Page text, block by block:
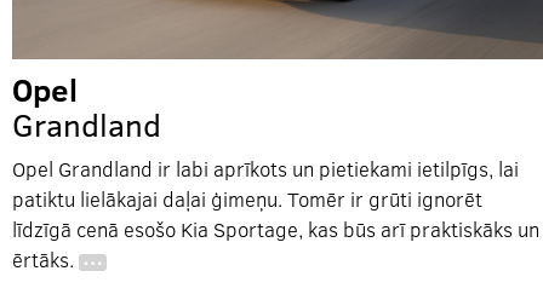
Opel
Grandland
Opel Grandland ir labi aprīkots un pietiekami ietilpīgs, lai
patiktu lielākajai daļai ģimeņu. Tomēr ir grūti ignorēt
līdzīgā cenā esošo Kia Sportage, kas būs arī praktiskāks un
ērtāks. …